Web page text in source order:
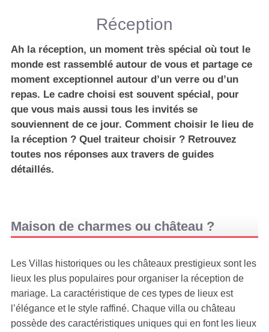
Réception
Ah la réception, un moment très spécial où tout le
monde est rassemblé autour de vous et partage ce
moment exceptionnel autour d’un verre ou d’un
repas. Le cadre choisi est souvent spécial, pour
que vous mais aussi tous les invités se
souviennent de ce jour. Comment choisir le lieu de
la réception ? Quel traiteur choisir ? Retrouvez
toutes nos réponses aux travers de guides
détaillés.
Maison de charmes ou château ?
Les Villas historiques ou les châteaux prestigieux sont les
lieux les plus populaires pour organiser la réception de
mariage. La caractéristique de ces types de lieux est
l’élégance et le style raffiné. Chaque villa ou château
possède des caractéristiques uniques qui en font les lieux